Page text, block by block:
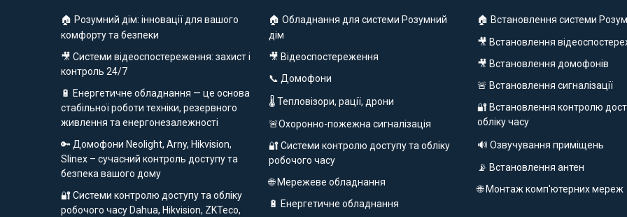
🏠 Розумний дім: інновації для вашого
комфорту та безпеки
🎥 Системи відеоспостереження: захист і
контроль 24/7
🔋 Енергетичне обладнання — це основа
стабільної роботи техніки, резервного
живлення та енергонезалежності
🔑 Домофони Neolight, Arny, Hikvision,
Slinex – сучасний контроль доступу та
безпека вашого дому
🔐 Системи контролю доступу та обліку
робочого часу Dahua, Hikvision, ZKTeco,
🏠 Обладнання для системи Розумний
дім
🎥 Відеоспостереження
📞 Домофони
🌡 Тепловізори, рації, дрони
🚨Охоронно-пожежна сигналізація
🔐 Системи контролю доступу та обліку
робочого часу
🌐 Мережеве обладнання
🔋 Енергетичне обладнання
🏠 Встановлення системи
🎥 Встановлення
🎥 Встановлення домофонів
🚨 Встановлення сигналізації
🔐 Встановлення контролю
обліку часу
🔊 Озвучування приміщень
📡 Встановлення антен
🌐 Монтаж комп'ютерних мереж